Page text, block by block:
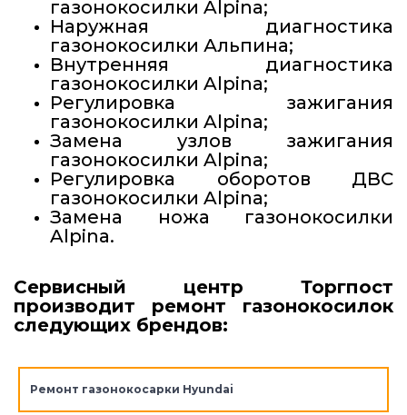
газонокосилки Alpina;
Наружная диагностика
газонокосилки Альпина;
Внутренняя диагностика
газонокосилки Alpina;
Регулировка зажигания
газонокосилки Alpina;
Замена узлов зажигания
газонокосилки Alpina;
Регулировка оборотов ДВС
газонокосилки Alpina;
Замена ножа газонокосилки
Alpina.
Сервисный центр Торгпост
производит ремонт газонокосилок
следующих брендов:
Ремонт газонокосарки Hyundai